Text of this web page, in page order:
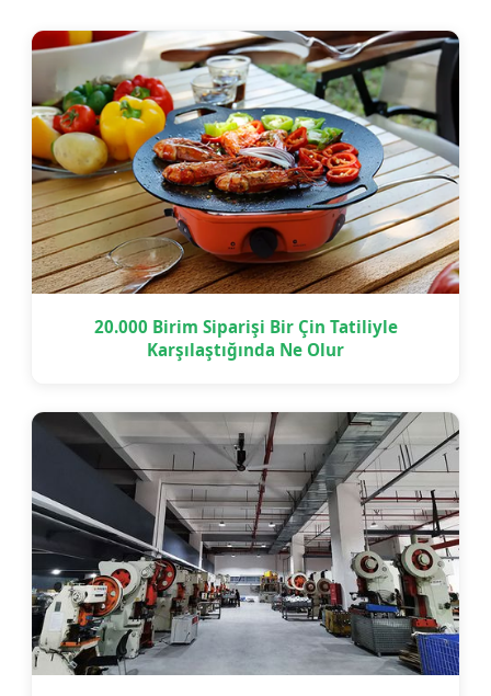
20.000 Birim Siparişi Bir Çin Tatiliyle
Karşılaştığında Ne Olur